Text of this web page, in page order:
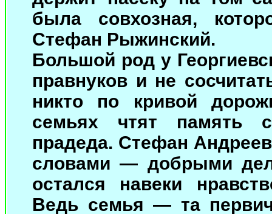
была совхозная,
Стефан Рыжинский.
Большой род у
правнуков и не
никто по кривой
семьях чтят память
прадеда. Стефан
словами — добрыми
остался навеки
Ведь семья — та